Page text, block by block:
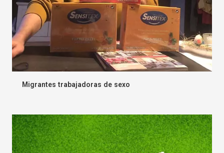
Migrantes trabajadoras de sexo